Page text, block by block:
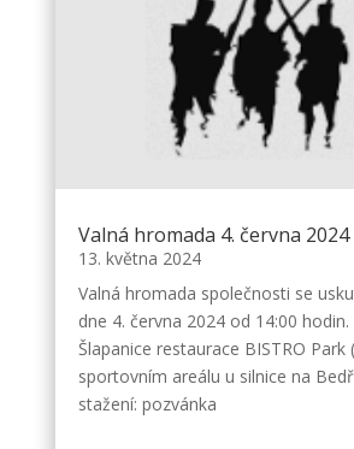
Valná hromada 4. června 2024
13. května 2024
Valná hromada společnosti se
dne 4. června 2024 od 14:00
Šlapanice restaurace BISTRO Park
sportovním areálu u silnice na
stažení: pozvánka